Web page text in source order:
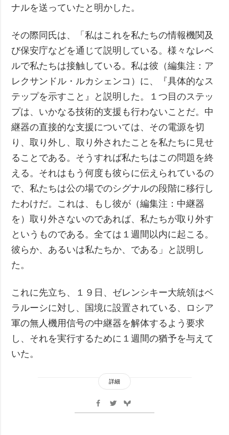
ナルを送っていたと明かした。
その際同氏は、「私はこれを私たちの情報機関及
び保安庁などを通じて説明している。様々なレベ
ルで私たちは接触している。私は彼（編集注：ア
レクサンドル・ルカシェンコ）に、『具体的なス
テップを示すこと』と説明した。１つ目のステッ
プは、いかなる技術的支援も行わないことだ。中
継器の直接的な支援については、その電源を切
り、取り外し、取り外されたことを私たちに見せ
ることである。そうすれば私たちはこの問題を終
える。それはもう何度も彼らに伝えられているの
で、私たちは公の場でのシグナルの段階に移行し
たわけだ。これは、もし彼が（編集注：中継器
を）取り外さないのであれば、私たちが取り外す
というものである。全ては１週間以内に起こる。
彼らか、あるいは私たちか、である」と説明し
た。
これに先立ち、１９日、ゼレンシキー大統領はベ
ラルーシに対し、国境に設置されている、ロシア
軍の無人機用信号の中継器を解体するよう要求
し、それを実行するために１週間の猶予を与えて
いた。
詳細